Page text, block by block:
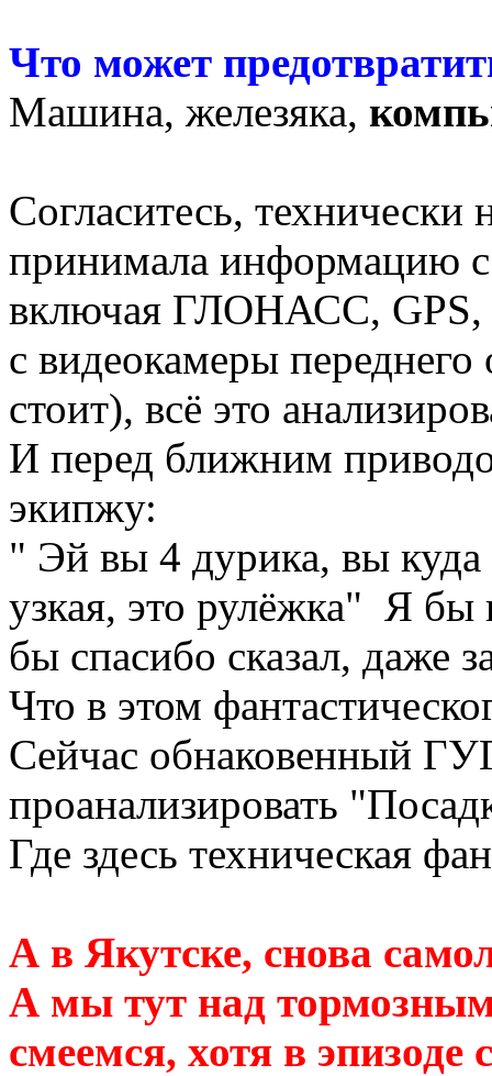
Что может
Машина, железяка,
Согласитесь,
принимала информацию
включая ГЛОНАСС, GPS,
с видеокамеры переднего
стоит), всё это
И перед ближним
экипжу:
" Эй вы 4 дурика, вы куда
узкая, это рулёжка" Я бы
бы спасибо сказал, даже
Что в этом
Сейчас обнаковенный
проанализировать
Где здесь техническая
А в Якутске, снова
А мы тут над
смеемся, хотя в